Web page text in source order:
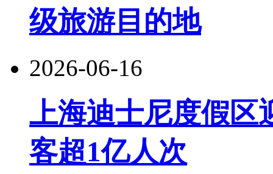
级旅游目的地
2026-06-16
上海迪士尼度假区
客超1亿人次